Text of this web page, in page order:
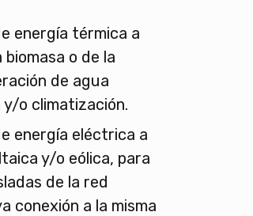
energía térmica a
o de la
de agua
o climatización.
energía eléctrica a
y/o eólica, para
de la red
conexión a la misma